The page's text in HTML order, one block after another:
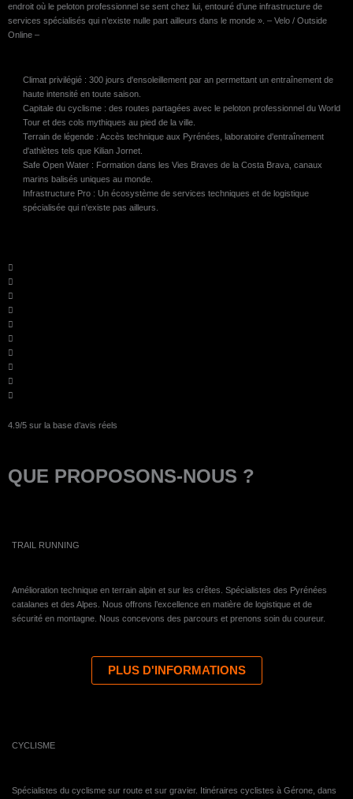
endroit où le peloton professionnel se sent chez lui, entouré d’une infrastructure de
services spécialisés qui n’existe nulle part ailleurs dans le monde ». – Velo / Outside
Online –
Climat privilégié : 300 jours d'ensoleillement par an permettant un entraînement de
haute intensité en toute saison.
Capitale du cyclisme : des routes partagées avec le peloton professionnel du World
Tour et des cols mythiques au pied de la ville.
Terrain de légende : Accès technique aux Pyrénées, laboratoire d'entraînement
d'athlètes tels que Kilian Jornet.
Safe Open Water : Formation dans les Vies Braves de la Costa Brava, canaux
marins balisés uniques au monde.
Infrastructure Pro : Un écosystème de services techniques et de logistique
spécialisée qui n'existe pas ailleurs.
4.9/5 sur la base d’avis réels
QUE PROPOSONS-NOUS ?
TRAIL RUNNING
Amélioration technique en terrain alpin et sur les crêtes. Spécialistes des Pyrénées
catalanes et des Alpes. Nous offrons l’excellence en matière de logistique et de
sécurité en montagne. Nous concevons des parcours et prenons soin du coureur.
PLUS D'INFORMATIONS
CYCLISME
Spécialistes du cyclisme sur route et sur gravier. Itinéraires cyclistes à Gérone, dans